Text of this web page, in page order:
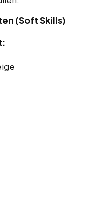
(Soft Skills)